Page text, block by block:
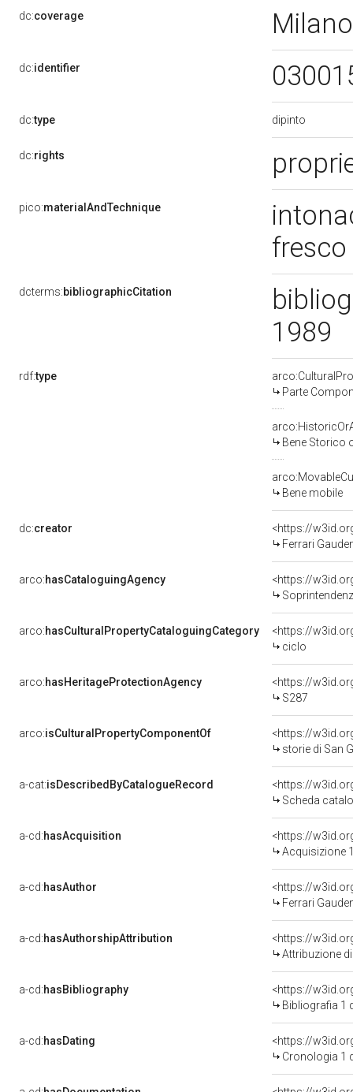
dc:coverage
dc:identifier
dc:type dipinto
dc:rights
pico:materialAndTechnique
fresco
dcterms:bibliographicCitation
1989
rdf:type
Parte
Bene Storico
Bene mobile
dc:creator
<https://
Ferrari
arco:hasCataloguingAgency
<https://
Soprintendenza per i
arco:hasCulturalPropertyCataloguingCategory
<https://
ciclo
arco:hasHeritageProtectionAgency
<https://
S287
arco:isCulturalPropertyComponentOf
<https://
storie di San
a-cat:isDescribedByCatalogueRecord
<https://
Scheda
a-cd:hasAcquisition
<https://
Acquisizione
a-cd:hasAuthor
<https://
Ferrari
a-cd:hasAuthorshipAttribution
<https://
Attribuzione
a-cd:hasBibliography
<https://
Bibliografia 1
a-cd:hasDating
<https://
Cronologia 1